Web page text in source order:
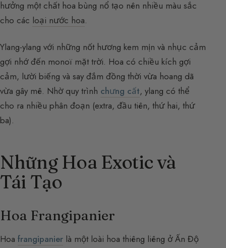
hưởng một chất hoa bùng nổ tạo nên nhiều màu sắc
cho các loại nước hoa.
Ylang-ylang với những nốt hương kem mịn và nhục cảm
gợi nhớ đến monoï mặt trời. Hoa có chiều kích gợi
cảm, lười biếng và say đắm đồng thời vừa hoang dã
vừa gây mê. Nhờ quy trình chưng cất, ylang có thể
cho ra nhiều phân đoạn (extra, đầu tiên, thứ hai, thứ
ba).
Những Hoa Exotic và
Tái Tạo
Hoa Frangipanier
Hoa frangipanier là một loài hoa thiêng liêng ở Ấn Độ